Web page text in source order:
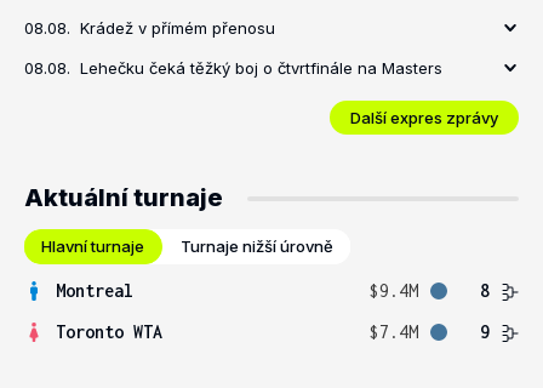
08.08. Krádež v přímém přenosu
08.08. Lehečku čeká těžký boj o čtvrtfinále na Masters
Další expres zprávy
Aktuální turnaje
Hlavní turnaje Turnaje nižší úrovně
Montreal $9.4M
8
Toronto WTA
$7.4M 9